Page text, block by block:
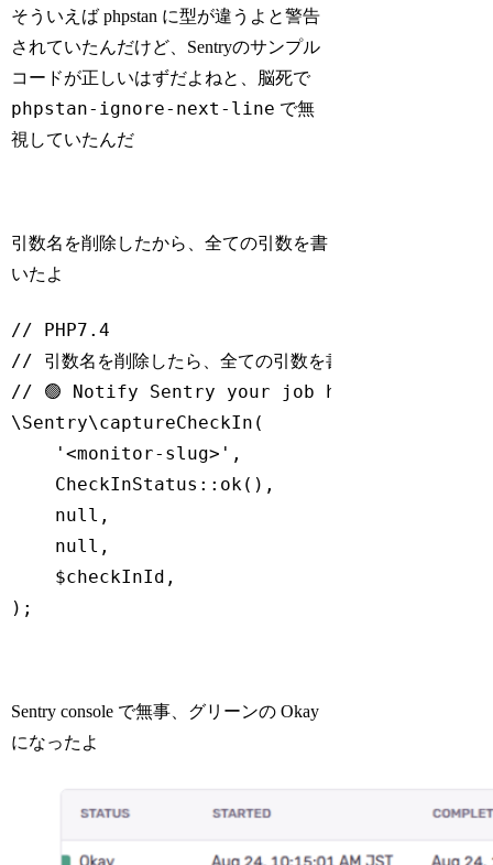
そういえば phpstan に型が違うよと警告
されていたんだけど、Sentryのサンプル
コードが正しいはずだよねと、脳死で
phpstan-ignore-next-line で無
視していたんだ
引数名を削除したから、全ての引数を書
いたよ
// PHP7.4
// 引数名を削除したら、全ての引数を書かないとね
// 🟢 Notify Sentry your job has completed
\Sentry\captureCheckIn(
'<monitor-slug>' ,
    CheckInStatus::ok(),
null ,
null ,
    $checkInId,
Sentry console で無事、グリーンの Okay
になったよ